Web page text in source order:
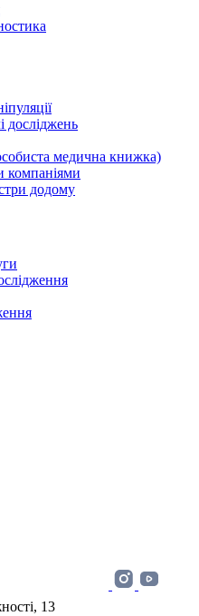
досліджень
медична книжка)
компаніями
додому
13